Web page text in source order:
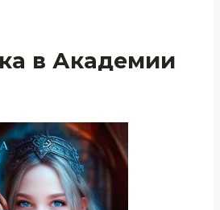
в Академии